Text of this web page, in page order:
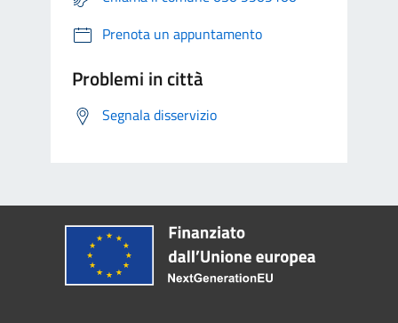
Prenota un appuntamento
Problemi in città
Segnala disservizio